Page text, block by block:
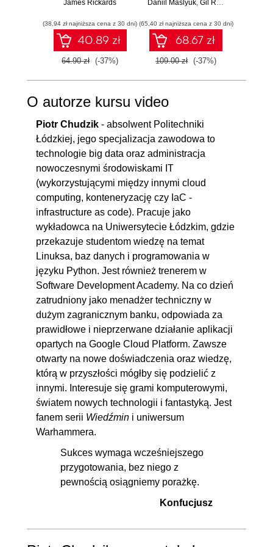
14.6. Pseudokolumny
wyzwalacza
15.1. CREATE USER
00:06:03
15.2. ALTER/DROP USER
15.3. GRANT
15.4. REVOKE / SHOW
GRANTS
15.5. Transakcje w MySQL
00:07:29
15.6. ACID
16. Transakcje 00:10:07
16.1. Akronim ACID
00:03:47
16.2. Tworzenie transakcji
16.3. Transakcje, a sesje
00:03:00
zagrożenie dla
James Rickards
(38,94 zł najniższa cena z 30 dni)
40.89 zł
64.90 zł (-37%)
przekształcanie
Daniil Maslyuk, Gil Raviv
(65,40 zł najniższa cena z 30 dni)
68.67 zł
109.00 zł (-37%)
O autorze kursu video
Piotr Chudzik - absolwent Politechniki
Łódzkiej, jego specjalizacja zawodowa to
technologie big data oraz administracja
nowoczesnymi środowiskami IT
(wykorzystującymi między innymi cloud
computing, konteneryzację czy IaC -
infrastructure as code). Pracuje jako
wykładowca na Uniwersytecie Łódzkim, gdzie
przekazuje studentom wiedzę na temat
Linuksa, baz danych i programowania w
języku Python. Jest również trenerem w
Software Development Academy. Na co dzień
zatrudniony jako menadżer techniczny w
dużym zagranicznym banku, odpowiada za
prawidłowe i nieprzerwane działanie aplikacji
opartych na Google Cloud Platform. Zawsze
otwarty na nowe doświadczenia oraz wiedzę,
którą w przyszłości mógłby się podzielić z
innymi. Interesuje się grami komputerowymi,
światem nowych technologii i fantastyką. Jest
fanem serii Wiedźmin i uniwersum
Warhammera.
Sukces wymaga wcześniejszego
przygotowania, bez niego z
pewnością osiągniemy porażkę.
Konfucjusz